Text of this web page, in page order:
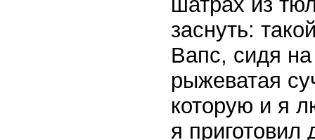
заснуть:
Вапс, сидя
рыжеватая
которую и я
я